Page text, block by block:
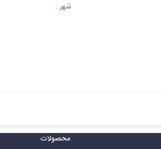
شهر :
محصولات